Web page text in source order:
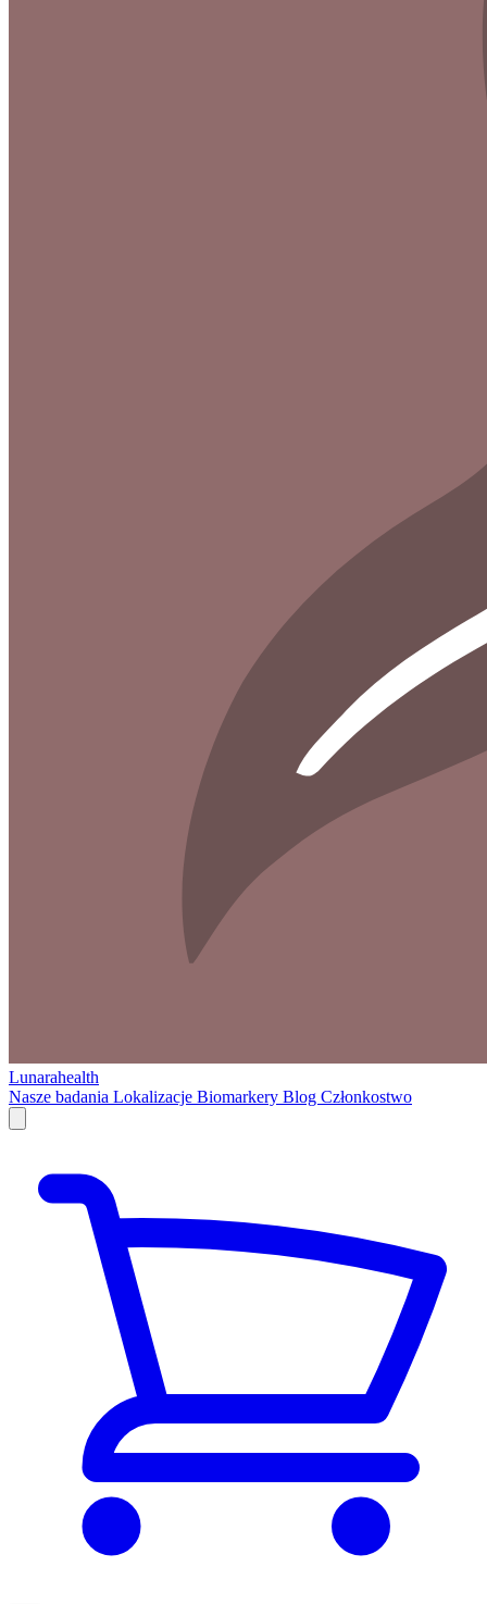
Lunarahealth
Nasze badania Lokalizacje Biomarkery Blog Członkostwo